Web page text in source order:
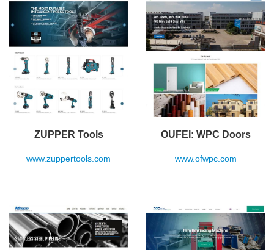
ZUPPER Tools
www.zuppertools.com
OUFEI: WPC Doors
www.ofwpc.com